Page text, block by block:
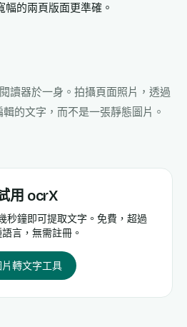
的兩頁版面更準確。
讀器於一身。拍攝頁面照片，透過
的文字，而不是一張靜態圖片。
用 ocrX
秒鐘即可提取文字。免費，超過
言，無需註冊。
片轉文字工具